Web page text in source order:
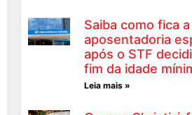
Saiba como fica a
aposentadoria
após o STF
fim da idade
Leia mais »